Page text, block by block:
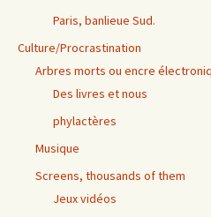
Paris, banlieue Sud.
Culture/Procrastination
Arbres morts ou encre
Des livres et nous
phylactères
Musique
Screens, thousands of them
Jeux vidéos